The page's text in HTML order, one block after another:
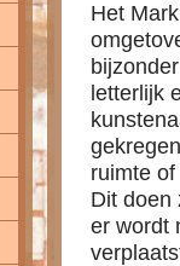
Het
letterlijk
ruimte of
Dit doen
er wordt